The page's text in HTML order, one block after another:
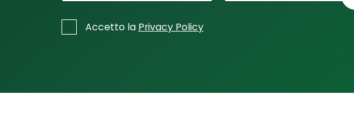
m
l
C
a
e
* Accetto la Privacy Policy